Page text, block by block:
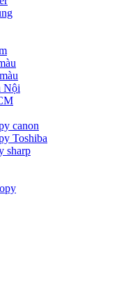
Nội
canon
Toshiba
sharp